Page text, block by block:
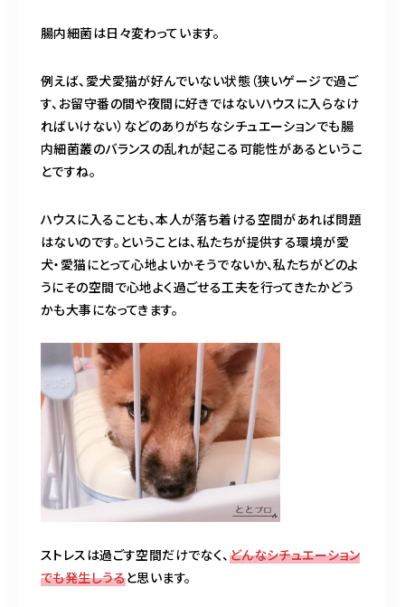
腸内細菌は日々変わっています。
例えば、愛犬愛猫が好んでいない状態（狭いゲージで過ご
す、お留守番の間や夜間に好きではないハウスに入らなけ
ればいけない）などのありがちなシチュエーションでも腸
内細菌叢のバランスの乱れが起こる可能性があるというこ
とですね。
ハウスに入ることも、本人が落ち着ける空間があれば問題
はないのです。ということは、私たちが提供する環境が愛
犬・愛猫にとって心地よいかそうでないか、私たちがどのよ
うにその空間で心地よく過ごせる工夫を行ってきたかどう
かも大事になってきます。
ストレスは過ごす空間だけでなく、どんなシチュエーション
でも発生しうると思います。